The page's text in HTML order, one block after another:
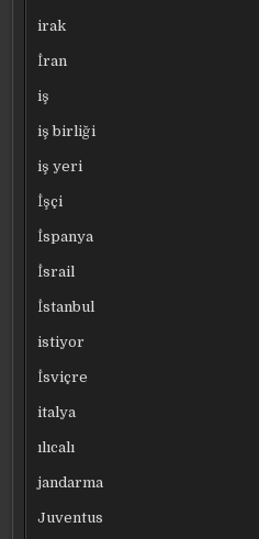
irak
İran
iş
iş birliği
iş yeri
İşçi
İspanya
İsrail
İstanbul
istiyor
İsviçre
italya
ılıcalı
jandarma
Juventus